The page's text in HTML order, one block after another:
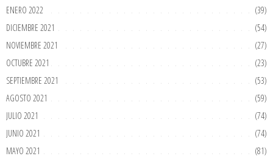
ENERO 2022
(39)
DICIEMBRE 2021
(54)
NOVIEMBRE 2021
(27)
OCTUBRE 2021
(23)
SEPTIEMBRE 2021
(53)
AGOSTO 2021
(59)
JULIO 2021
(74)
JUNIO 2021
(74)
MAYO 2021
(81)